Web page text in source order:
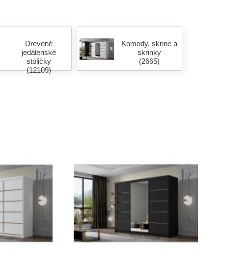
Drevené
jedálenské
stoličky
(12109)
Komody, skrine a
skrinky
(2665)